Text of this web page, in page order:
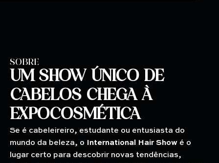
SOBRE
UM SHOW ÚNICO DE
CABELOS CHEGA À
EXPOCOSMÉTICA
Se é cabeleireiro, estudante ou entusiasta do
mundo da beleza, o
International Hair Show é o
lugar certo para descobrir novas tendências,